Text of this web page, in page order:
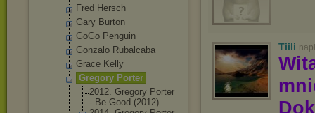
Fred Hersch
Gary Burton
GoGo Penguin
Gonzalo Rubalcaba
Grace Kelly
Gregory Porter
2012. Gregory Porter
- Be Good (2012)
Tiili